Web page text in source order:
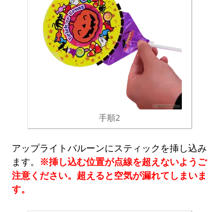
手順2
アップライトバルーンにスティックを挿し込み
ます。 ※挿し込む位置が点線を超えないようご
注意ください。超えると空気が漏れてしまいま
す。